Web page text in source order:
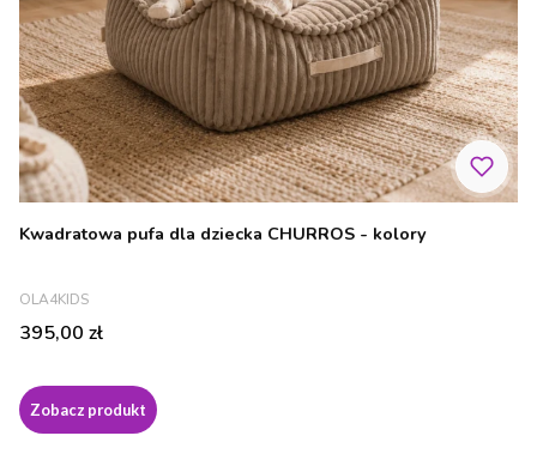
Kwadratowa pufa dla dziecka CHURROS - kolory
PRODUCENT
OLA4KIDS
Cena
395,00 zł
Zobacz produkt